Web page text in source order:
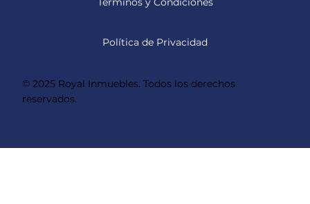
© 2025 Royal Inmuebles. Todos los derechos
reservados.
Política de Privacidad